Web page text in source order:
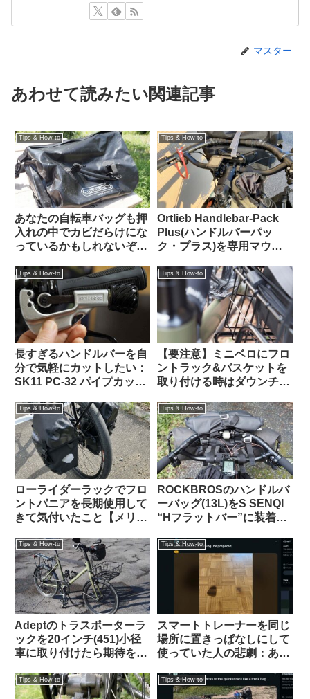
マスター
あわせて読みたい関連記事
Tips & How-to
あなたの自転車バッグも押
入れの中でカビだらけにな
っているかもしれないぞ
っておきたいメンテナン
ス】
Tips & How-to
Ortlieb Handlebar-Pack
Plus(ハンドルバーパッ
ク・プラス)を専用マウン
クに置いてみた
Tips & How-to
長すぎるハンドルバーを自
分で気軽にカットしたい：
SK11 PC-32 パイプカッタ
カスタム】
Tips & How-to
【要注意】ミニベロにフロ
ントラック&バスケットを
取り付ける時はダウンチュ
ルを切って確認すべし
Tips & How-to
ローライダーラックでフロ
ントパニアを長期使用して
きて気付いたこと【メリッ
Tips & How-to
ROCKBROSのハンドルバ
ーバッグ(13L)をS SENQI
“Hフラットバー”に装着す
ORTLIEB HANDLEBAR
PACK 下位互換】
Tips & How-to
Adeptのトラスポーターラ
ックを20インチ(451)小径
車に取り付けたら期待を超
【Tern Crest カスタム】
Tips & How-to
スマートトレーナーを同じ
場所に置きっぱなしにして
使っていた人の悲劇：あな
示板から）
Tips & How-to Tips & How-to